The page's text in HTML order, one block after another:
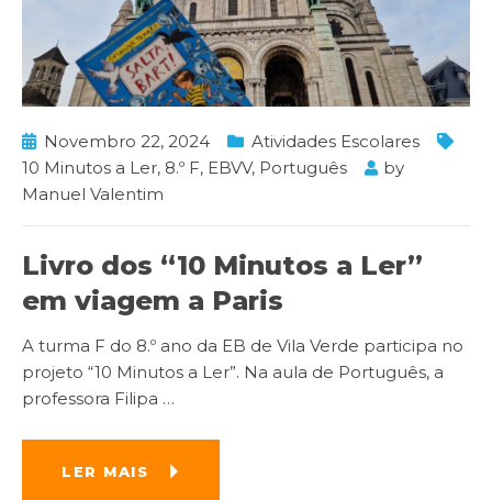
Novembro 22, 2024
Atividades Escolares
10 Minutos a Ler, 8.º F, EBVV, Português
by
Manuel Valentim
Livro dos “10 Minutos a Ler”
em viagem a Paris
A turma F do 8.º ano da EB de Vila Verde participa no
projeto “10 Minutos a Ler”. Na aula de Português, a
professora Filipa …
LER MAIS